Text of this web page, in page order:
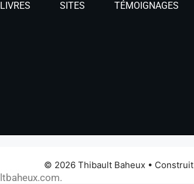
LIVRES SITES TÉMOIGNAGES
© 2026 Thibault Baheux •